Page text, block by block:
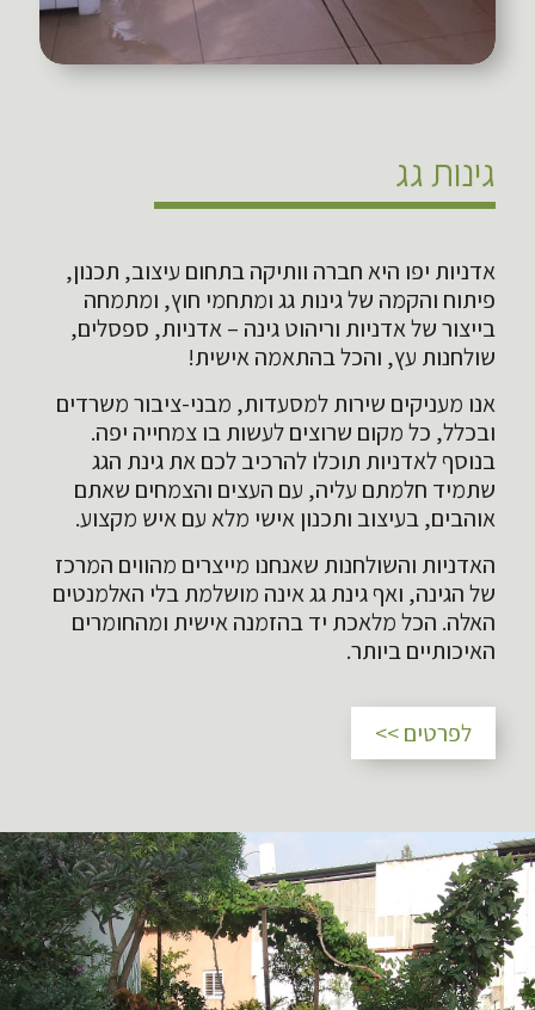
גינות גג
אדניות יפו היא חברה וותיקה בתחום עיצוב, תכנון,
פיתוח והקמה של גינות גג ומתחמי חוץ, ומתמחה
בייצור של אדניות וריהוט גינה – אדניות, ספסלים,
שולחנות עץ, והכל בהתאמה אישית!
אנו מעניקים שירות למסעדות, מבני-ציבור משרדים
ובכלל, כל מקום שרוצים לעשות בו צמחייה יפה.
בנוסף לאדניות תוכלו להרכיב לכם את גינת הגג
שתמיד חלמתם עליה, עם העצים והצמחים שאתם
אוהבים, בעיצוב ותכנון אישי מלא עם איש מקצוע.
האדניות והשולחנות שאנחנו מייצרים מהווים המרכז
של הגינה, ואף גינת גג אינה מושלמת בלי האלמנטים
האלה. הכל מלאכת יד בהזמנה אישית ומהחומרים
האיכותיים ביותר.
לפרטים >>